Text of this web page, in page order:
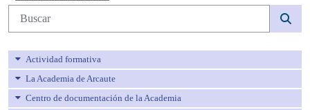
Búsqueda web
Actividad formativa
La Academia de Arcaute
Centro de documentación de la Academia